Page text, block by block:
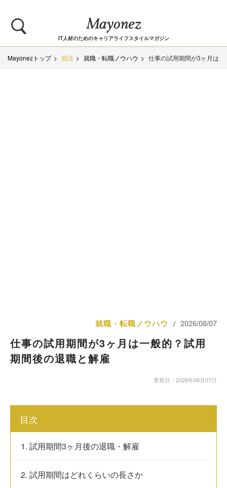
IT人材のためのキャリアライフスタイルマガジン
Mayonezトップ 就活 就職・転職ノウハウ 仕事の試用期間が3ヶ月は
就職・転職ノウハウ / 2026/08/07
仕事の試用期間が3ヶ月は一般的？試用
期間後の退職と解雇
更新日：2026年08月07日
目次
1. 試用期間3ヶ月後の退職・解雇
2. 試用期間はどれくらいの長さか